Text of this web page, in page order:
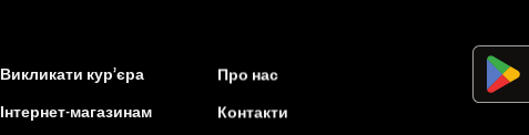
Викликати кур’єра
Інтернет-магазинам
Про нас
Контакти